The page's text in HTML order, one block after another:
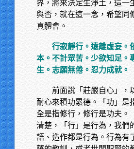
界，將來決定生淨土，這一
與否，就在這一念，希望同
真體會。
行寂靜行。遠離虛妄。
本。不計眾苦。少欲知足。
生。志願無倦。忍力成就。
前面說「莊嚴自心」，
耐心來積功累德。「功」是
全是指修行，修行是功夫。
清楚，「行」是行為，我們
語、造作都是行為。行為有